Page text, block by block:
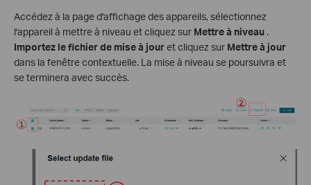
Accédez à la page d'affichage des appareils, sélectionnez
l'appareil à mettre à niveau et cliquez sur Mettre à niveau .
Importez le fichier de mise à jouret cliquez sur Mettre à jour
dans la fenêtre contextuelle. La mise à niveau se poursuivra et
se terminera avec succès.